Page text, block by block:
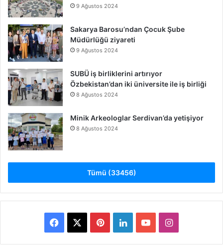
9 Ağustos 2024
Sakarya Barosu’ndan Çocuk Şube
Müdürlüğü ziyareti
9 Ağustos 2024
SUBÜ iş birliklerini artırıyor
Özbekistan’dan iki üniversite ile iş birliği
8 Ağustos 2024
Minik Arkeologlar Serdivan’da yetişiyor
8 Ağustos 2024
Tümü (33456)
Facebook PinterestLinkedInYouTubeInstagram